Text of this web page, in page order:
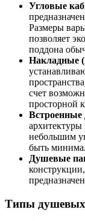
Угловые
Размеры
позволяет
поддона
Накладные
счет
просторной
архитектуры
небольшим
быть
Душевые
Типы душевых